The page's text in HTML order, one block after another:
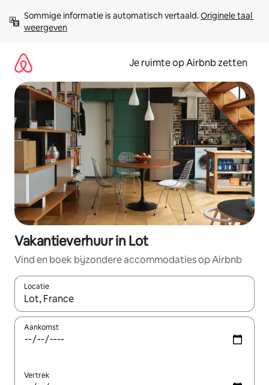
direct
naar
Sommige informatie is automatisch vertaald. Originele taal
weergeven
Je ruimte op Airbnb zetten
Vakantieverhuur in Lot
Vind en boek bijzondere accommodaties op Airbnb
Locatie
Wanneer er suggesties beschikbaar zijn, maak je een keuze
Aankomst
Vertrek